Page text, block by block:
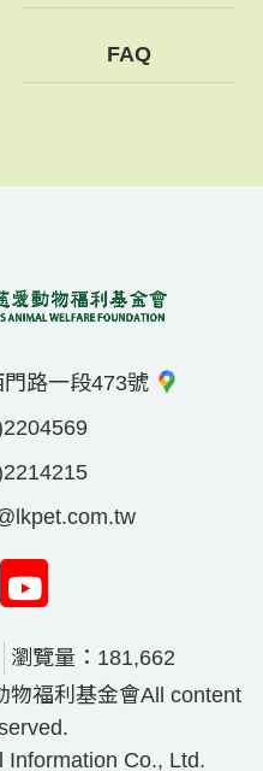
FAQ
路一段473號
瀏覽量：181,662
福利基金會All content
Information Co., Ltd.